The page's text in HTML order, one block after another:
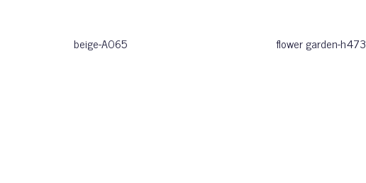
beige-A065 flower garden-h473